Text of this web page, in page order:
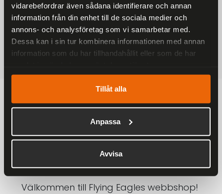
vidarebefordrar även sådana identifierare och annan
information från din enhet till de sociala medier och
annons- och analysföretag som vi samarbetar med.
Dessa kan i sin tur kombinera informationen med annan
information som du har tillhandahållit eller som de har
Tillåt alla
Anpassa
Avvisa
1-3 DAGAR LEVERANS
Inom Sverige med DHL
SÄKRA BETALNINGAR
Betalkort, Klarna eller Swish
Välkommen till Flying Eagles webbshop!